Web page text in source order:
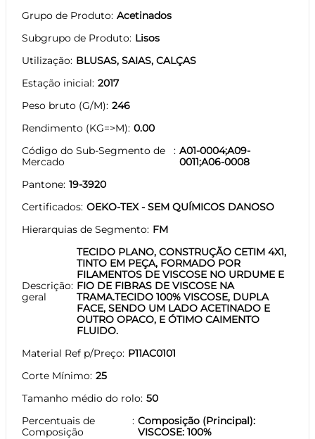
Grupo de Produto Acetinados
Subgrupo de Produto Lisos
Utilização BLUSAS, SAIAS, CALÇAS
Estação inicial 2017
Peso bruto (G/M) 246
Rendimento (KG=>M) 0.00
Código do Sub-Segmento de
Mercado
A01-0004;A09-
0011;A06-0008
Pantone 19-3920
Certificados OEKO-TEX - SEM QUÍMICOS DANOSO
Hierarquias de Segmento FM
Descrição
geral
TECIDO PLANO, CONSTRUÇÃO CETIM 4X1,
TINTO EM PEÇA, FORMADO POR
FILAMENTOS DE VISCOSE NO URDUME E
FIO DE FIBRAS DE VISCOSE NA
TRAMA.TECIDO 100% VISCOSE, DUPLA
FACE, SENDO UM LADO ACETINADO E
OUTRO OPACO, E ÓTIMO CAIMENTO
FLUIDO.
Material Ref p/Preço P11AC0101
Corte Mínimo 25
Tamanho médio do rolo 50
Percentuais de
Composição
Composição (Principal):
VISCOSE: 100%